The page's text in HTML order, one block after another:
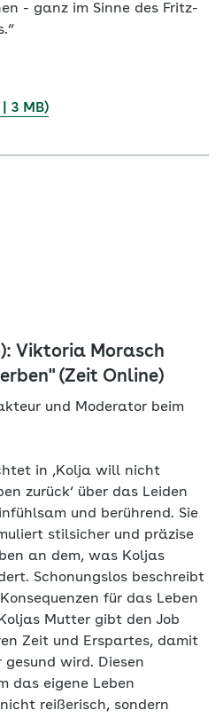
- ganz im Sinne des Fritz-
3 MB)
Viktoria Morasch
(Zeit Online)
und Moderator beim
in ‚Kolja will nicht
zurück‘ über das Leiden
und berührend. Sie
stilsicher und präzise
an dem, was Koljas
Schonungslos beschreibt
für das Leben
Mutter gibt den Job
Zeit und Erspartes, damit
wird. Diesen
das eigene Leben
reißerisch, sondern